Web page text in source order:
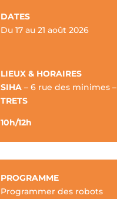
DATES
Du 17 au 21 août 2026
LIEUX & HORAIRES
SIHA– 6 rue des minimes –
TRETS
10h/12h
PROGRAMME
Programmer des robots